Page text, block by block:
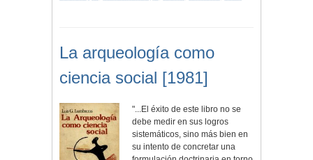
La arqueología como
ciencia social [1981]
"...El éxito de este libro no se
debe medir en sus logros
sistemáticos, sino más bien en
su intento de concretar una